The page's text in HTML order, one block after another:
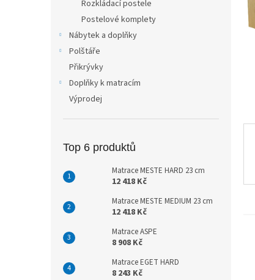
Rozkládací postele
Postelové komplety
Nábytek a doplňky
Polštáře
Přikrývky
Doplňky k matracím
Výprodej
Top 6 produktů
Matrace MESTE HARD 23 cm
12 418 Kč
Matrace MESTE MEDIUM 23 cm
12 418 Kč
Matrace ASPE
8 908 Kč
Matrace EGET HARD
8 243 Kč